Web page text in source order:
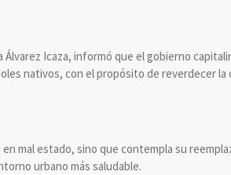
Icaza, informó que el gobierno
nativos, con el propósito de reverdecer la
mal estado, sino que contempla su
urbano más saludable.